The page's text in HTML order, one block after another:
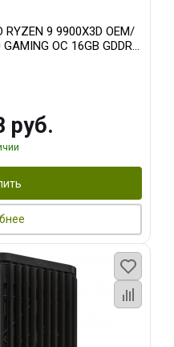
9 9900X3D OEM/
OC 16GB GDDR6
руб.